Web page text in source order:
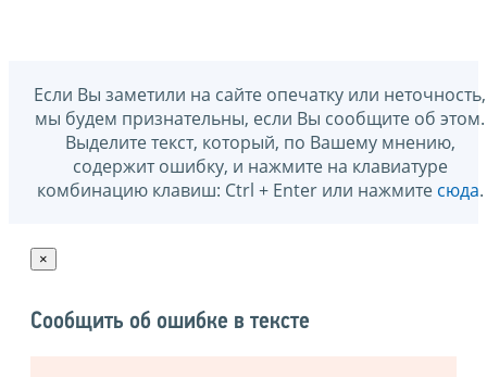
Если Вы заметили на сайте опечатку или неточность,
мы будем признательны, если Вы сообщите об этом.
Выделите текст, который, по Вашему мнению,
содержит ошибку, и нажмите на клавиатуре
комбинацию клавиш: Ctrl + Enter или нажмите сюда.
×
Сообщить об ошибке в тексте